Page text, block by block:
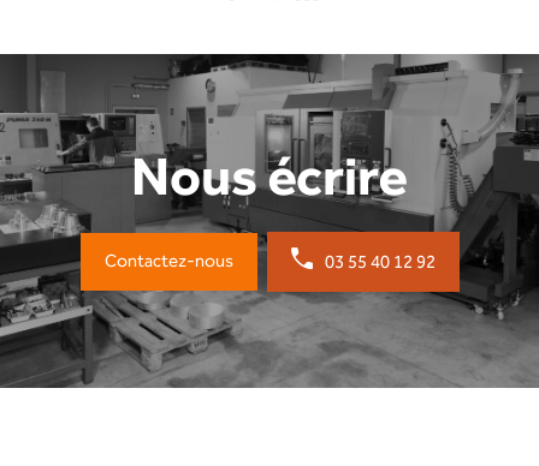
Nous écrire
Contactez-nous 03 55 40 12 92